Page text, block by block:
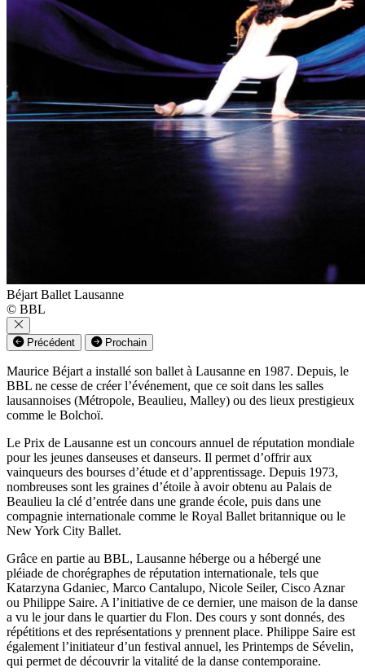
Béjart Ballet Lausanne
© BBL
Précédent Prochain
Maurice Béjart a installé son ballet à Lausanne en 1987. Depuis, le
BBL ne cesse de créer l’événement, que ce soit dans les salles
lausannoises (Métropole, Beaulieu, Malley) ou des lieux prestigieux
comme le Bolchoï.
Le Prix de Lausanne est un concours annuel de réputation mondiale
pour les jeunes danseuses et danseurs. Il permet d’offrir aux
vainqueurs des bourses d’étude et d’apprentissage. Depuis 1973,
nombreuses sont les graines d’étoile à avoir obtenu au Palais de
Beaulieu la clé d’entrée dans une grande école, puis dans une
compagnie internationale comme le Royal Ballet britannique ou le
New York City Ballet.
Grâce en partie au BBL, Lausanne héberge ou a hébergé une
pléiade de chorégraphes de réputation internationale, tels que
Katarzyna Gdaniec, Marco Cantalupo, Nicole Seiler, Cisco Aznar
ou Philippe Saire. A l’initiative de ce dernier, une maison de la danse
a vu le jour dans le quartier du Flon. Des cours y sont donnés, des
répétitions et des représentations y prennent place. Philippe Saire est
également l’initiateur d’un festival annuel, les Printemps de Sévelin,
qui permet de découvrir la vitalité de la danse contemporaine.